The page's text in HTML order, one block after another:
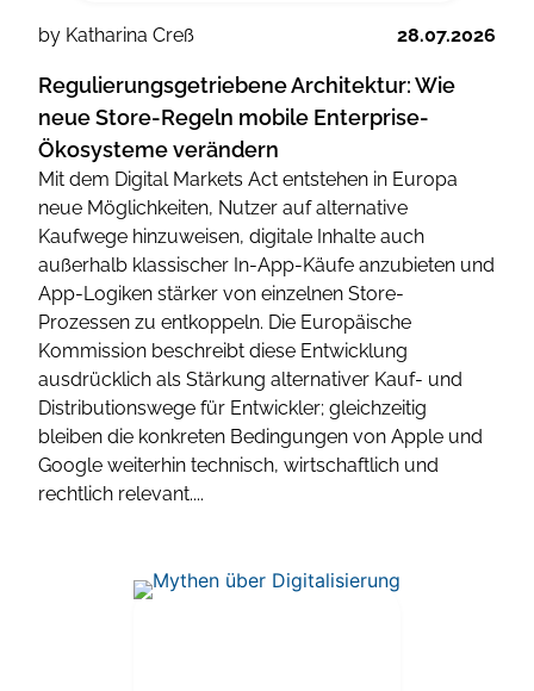
by Katharina Creß 28.07.2026
Regulierungsgetriebene Architektur: Wie
neue Store-Regeln mobile Enterprise-
Ökosysteme verändern
Mit dem Digital Markets Act entstehen in Europa
neue Möglichkeiten, Nutzer auf alternative
Kaufwege hinzuweisen, digitale Inhalte auch
außerhalb klassischer In-App-Käufe anzubieten und
App-Logiken stärker von einzelnen Store-
Prozessen zu entkoppeln. Die Europäische
Kommission beschreibt diese Entwicklung
ausdrücklich als Stärkung alternativer Kauf- und
Distributionswege für Entwickler; gleichzeitig
bleiben die konkreten Bedingungen von Apple und
Google weiterhin technisch, wirtschaftlich und
rechtlich relevant....